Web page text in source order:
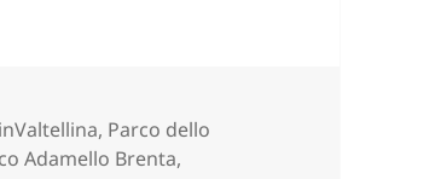
, Parco dello
Adamello Brenta,